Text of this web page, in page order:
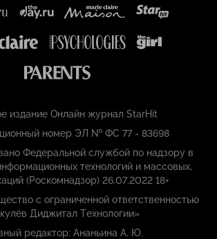
издание Онлайн журнал StarHit
номер ЭЛ № ФС 77 - 83698
Федеральной службой по надзору в
технологий и массовых,
(Роскомнадзор) 26.07.2022 18+
с ограниченной ответственностью
Диджитал Технологии»
редактор: Ананьина А. Ю.